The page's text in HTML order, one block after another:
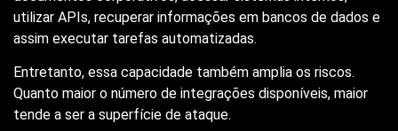
utilizar APIs, recuperar informações em bancos de dados e
assim executar tarefas automatizadas.
Entretanto, essa capacidade também amplia os riscos.
Quanto maior o número de integrações disponíveis, maior
tende a ser a superfície de ataque.